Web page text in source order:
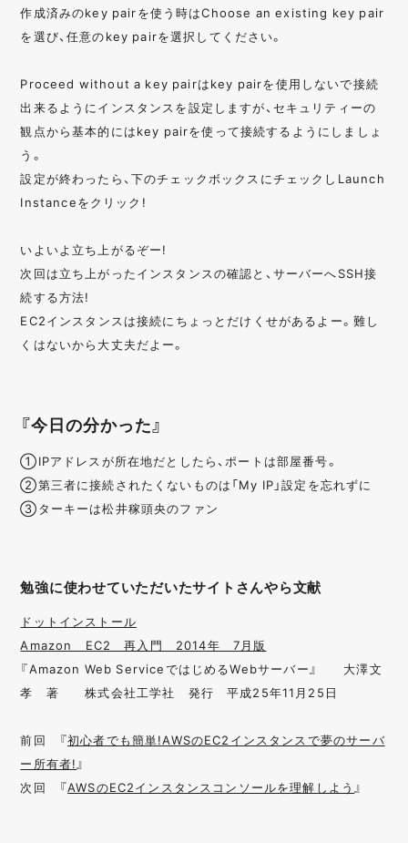
作成済みのkey pairを使う時はChoose an existing key pair
を選び、任意のkey pairを選択してください。
Proceed without a key pairはkey pairを使用しないで接続
出来るようにインスタンスを設定しますが、セキュリティーの
観点から基本的にはkey pairを使って接続するようにしましょ
う。
設定が終わったら、下のチェックボックスにチェックしLaunch
Instanceをクリック!
いよいよ立ち上がるぞー!
次回は立ち上がったインスタンスの確認と、サーバーへSSH接
続する方法!
EC2インスタンスは接続にちょっとだけくせがあるよー。難し
くはないから大丈夫だよー。
『今日の分かった』
①IPアドレスが所在地だとしたら、ポートは部屋番号。
②第三者に接続されたくないものは「My IP」設定を忘れずに
③ターキーは松井稼頭央のファン
勉強に使わせていただいたサイトさんやら文献
ドットインストール
Amazon EC2 再入門 2014年 7月版
『Amazon Web ServiceではじめるWebサーバー』 大澤文
孝 著 株式会社工学社 発行 平成25年11月25日
前回 『初心者でも簡単!AWSのEC2インスタンスで夢のサーバ
ー所有者!』
次回 『AWSのEC2インスタンスコンソールを理解しよう』